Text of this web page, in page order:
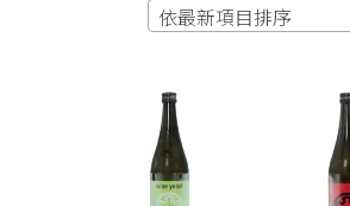
依最新項目排序